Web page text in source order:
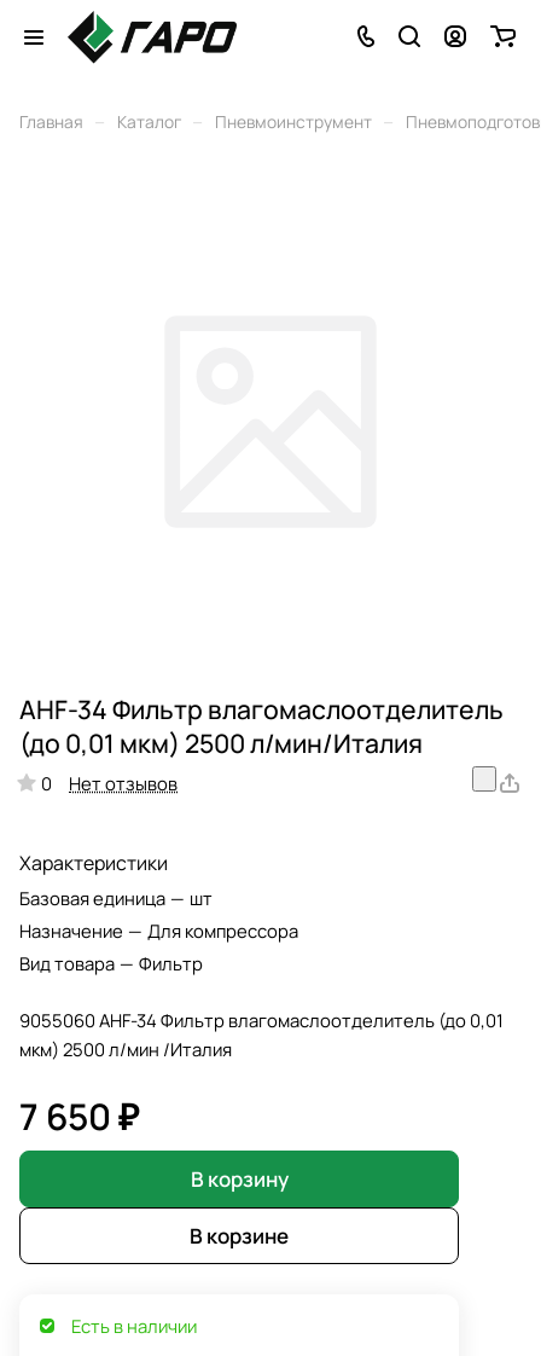
Главная – Каталог – Пневмоинструмент –
AHF-34 Фильтр влагомаслоотделитель
(до 0,01 мкм) 2500 л/мин/Италия
0 Нет отзывов
Характеристики
Базовая единица — шт
Назначение — Для компрессора
Вид товара — Фильтр
9055060 AHF-34 Фильтр влагомаслоотделитель (до 0,01
мкм) 2500 л/мин /Италия
7 650 ₽
В корзину
В корзине
Есть в наличии